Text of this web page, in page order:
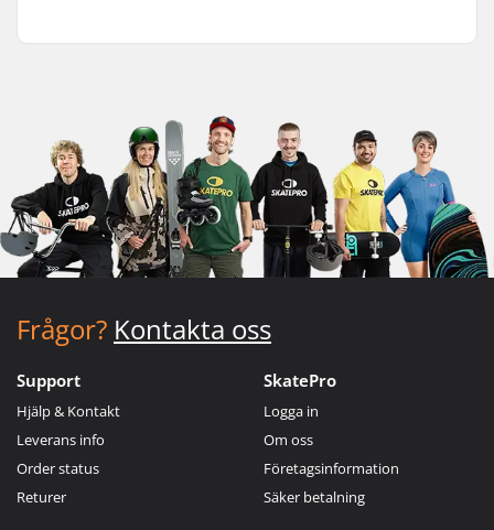
Frågor? Kontakta oss
Support
Hjälp & Kontakt
Leverans info
Order status
Returer
SkatePro
Logga in
Om oss
Företagsinformation
Säker betalning